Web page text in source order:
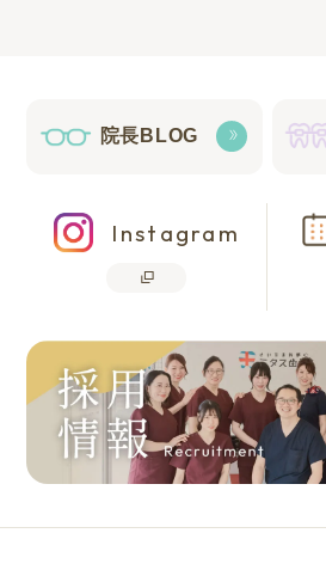
院長BLOG
Instagram